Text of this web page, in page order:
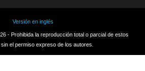
Versión en inglés
- Prohibida la reproducción total o parcial de estos
el permiso expreso de los autores.